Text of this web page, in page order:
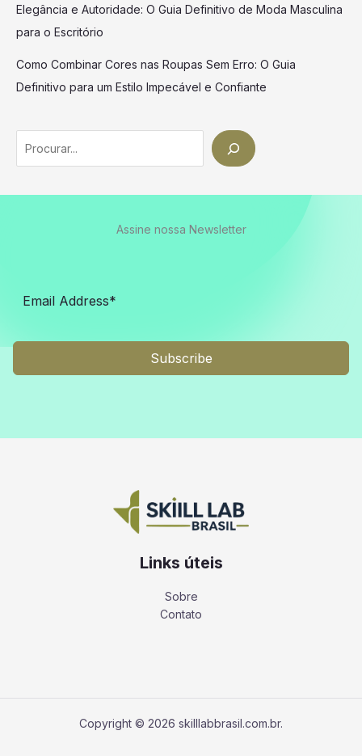
Elegância e Autoridade: O Guia Definitivo de Moda Masculina
para o Escritório
Como Combinar Cores nas Roupas Sem Erro: O Guia
Definitivo para um Estilo Impecável e Confiante
Assine nossa Newsletter
Subscribe
Links úteis
Sobre
Contato
Copyright © 2026 skilllabbrasil.com.br.